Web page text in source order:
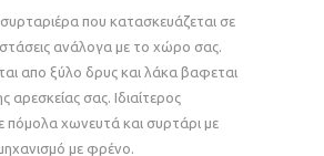
που κατασκευάζεται σε
ανάλογα με το χώρο σας.
απο ξύλο δρυς και λάκα βαφεται
αρεσκείας σας. Ιδιαίτερος
πόμολα χωνευτά και συρτάρι με
με φρένο.